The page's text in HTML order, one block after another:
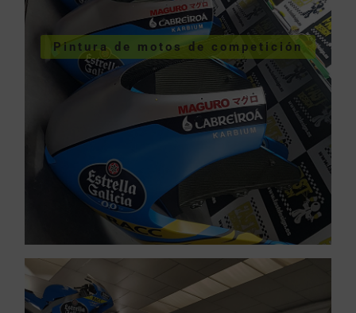
Pintura de motos de competición
Pintura de motos de
competición
VER PINTURA DE MOTOS DE
COMPETICIÓN